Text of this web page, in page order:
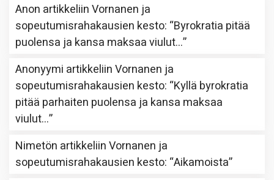
Anon artikkeliinVornanen ja
sopeutumisrahakausien kesto: “Byrokratia pitää
puolensa ja kansa maksaa viulut…”
Anonyymi artikkeliinVornanen ja
sopeutumisrahakausien kesto: “Kyllä byrokratia
pitää parhaiten puolensa ja kansa maksaa
viulut…”
Nimetön artikkeliinVornanen ja
sopeutumisrahakausien kesto: “Aikamoista”